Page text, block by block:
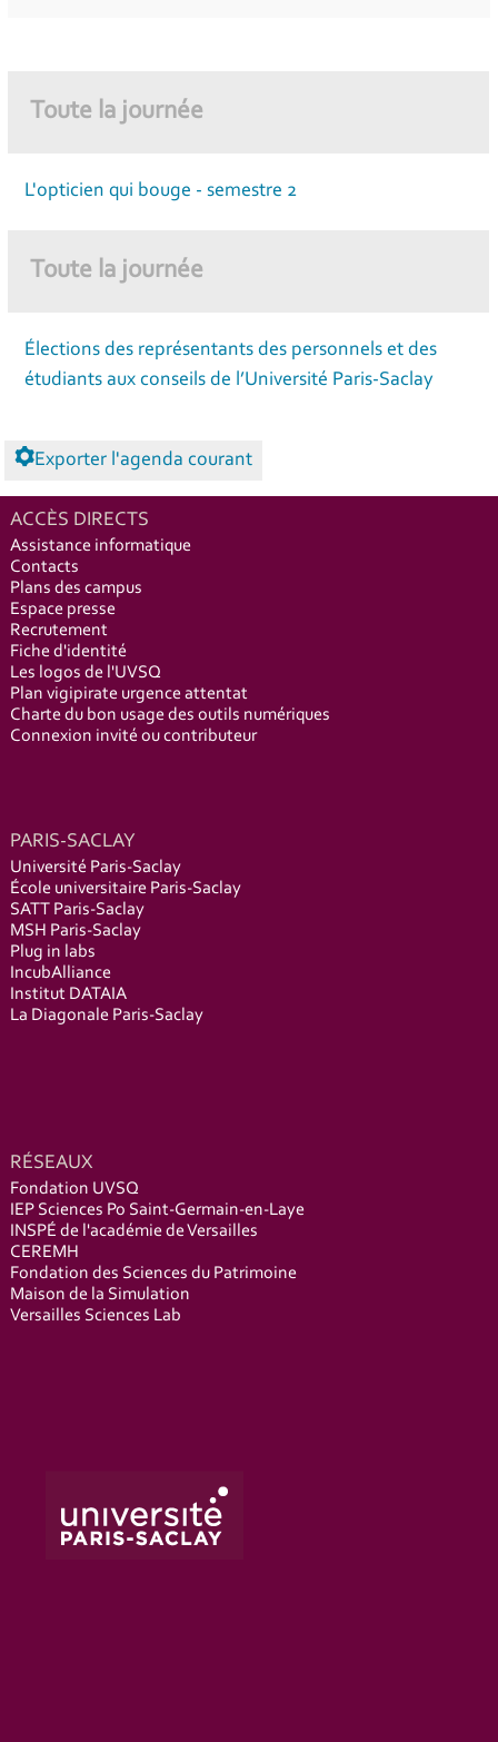
Toute la journée
L'opticien qui bouge - semestre 2
Toute la journée
Élections des représentants des personnels et des
étudiants aux conseils de l’Université Paris-Saclay
Exporter l'agenda courant
ACCÈS DIRECTS
Assistance informatique
Contacts
Plans des campus
Espace presse
Recrutement
Fiche d'identité
Les logos de l'UVSQ
Plan vigipirate urgence attentat
Charte du bon usage des outils numériques
Connexion invité ou contributeur
PARIS-SACLAY
Université Paris-Saclay
École universitaire Paris-Saclay
SATT Paris-Saclay
MSH Paris-Saclay
Plug in labs
IncubAlliance
Institut DATAIA
La Diagonale Paris-Saclay
RÉSEAUX
Fondation UVSQ
IEP Sciences Po Saint-Germain-en-Laye
INSPÉ de l'académie de Versailles
CEREMH
Fondation des Sciences du Patrimoine
Maison de la Simulation
Versailles Sciences Lab